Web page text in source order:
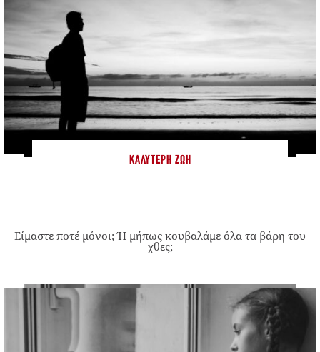
ΚΑΛΎΤΕΡΗ ΖΩΉ
Είμαστε ποτέ μόνοι; Ή μήπως κουβαλάμε όλα τα βάρη του
χθες;